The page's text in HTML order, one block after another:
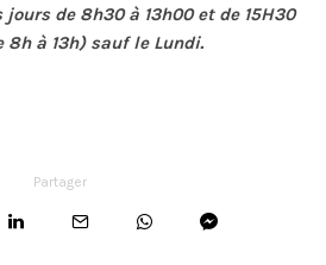
de 8h30 à 13h00 et de 15H30
8h à 13h) sauf le Lundi.
Partager